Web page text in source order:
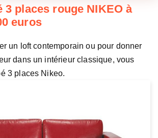
3 places rouge NIKEO à
euros
un loft contemporain ou pour donner
dans un intérieur classique, vous
3 places Nikeo.